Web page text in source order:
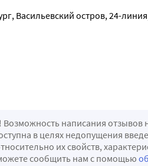
написания отзывов
в целях недопущения
их свойств,
сообщить нам с помощью